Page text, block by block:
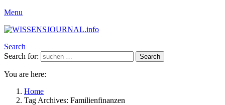
Menu
Search
Search for:
Search
You are here:
Home
Tag Archives: Familienfinanzen